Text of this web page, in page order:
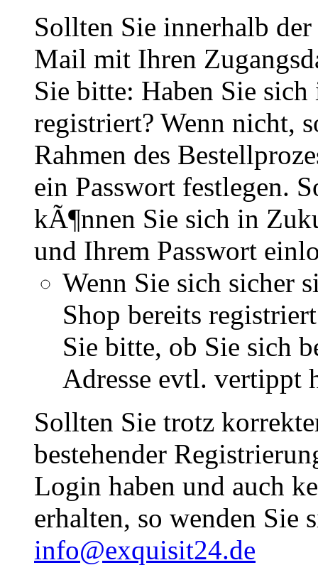
Sollten Sie innerhalb
Mail mit Ihren
Sie bitte: Haben Sie
registriert? Wenn nicht,
Rahmen des
ein Passwort festlegen.
kÃ¶nnen Sie sich in
und Ihrem Passwort
Wenn Sie sich sicher
Shop bereits
Sie bitte, ob Sie sich
Adresse evtl. vertippt
Sollten Sie trotz
bestehender
Login haben und auch
erhalten, so wenden Sie
info@exquisit24.de